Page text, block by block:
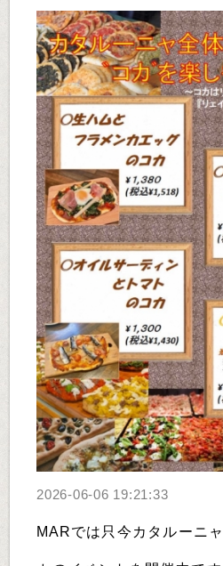
2026-06-06 19:21:33
MARでは只今カタルーニ